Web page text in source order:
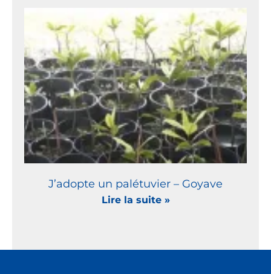
J’adopte un palétuvier – Goyave
Lire la suite »